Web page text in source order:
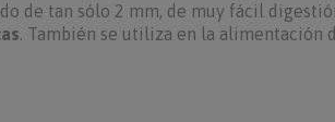
de tan sólo 2 mm, de muy fácil
. También se utiliza en la alimentación